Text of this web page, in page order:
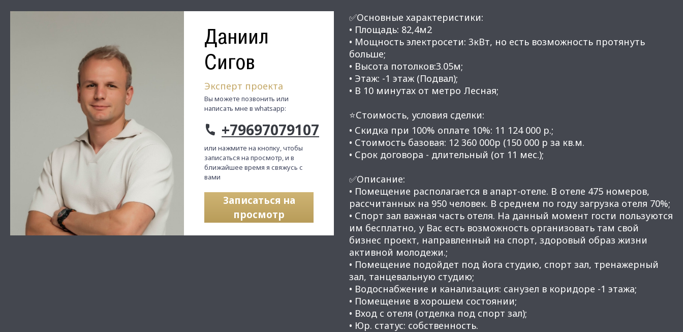
Даниил
Сигов
Эксперт проекта
Вы можете позвонить или
написать мне в whatsapp:
+79697079107
или нажмите на кнопку, чтобы
записаться на просмотр, и в
ближайшее время я свяжусь с
вами
Записаться на
просмотр
✅Основные характеристики:
• Площадь: 82,4м2
• Мощность электросети: 3кВт, но есть возможность протянуть
больше;
• Высота потолков:3.05м;
• Этаж: -1 этаж (Подвал);
• В 10 минутах от метро Лесная;
⭐Стоимость, условия сделки:
• Скидка при 100% оплате 10%: 11 124 000 р.;
• Стоимость базовая: 12 360 000р (150 000 р за кв.м.
• Срок договора - длительный (от 11 мес.);
✅Описание:
• Помещение располагается в апарт-отеле. В отеле 475 номеров,
рассчитанных на 950 человек. В среднем по году загрузка отеля 70%;
• Спорт зал важная часть отеля. На данный момент гости пользуются
им бесплатно, у Вас есть возможность организовать там свой
бизнес проект, направленный на спорт, здоровый образ жизни
активной молодежи.;
• Помещение подойдет под йога студию, спорт зал, тренажерный
зал, танцевальную студию;
• Водоснабжение и канализация: санузел в коридоре -1 этажа;
• Помещение в хорошем состоянии;
• Вход с отеля (отделка под спорт зал);
• Юр. статус: собственность.